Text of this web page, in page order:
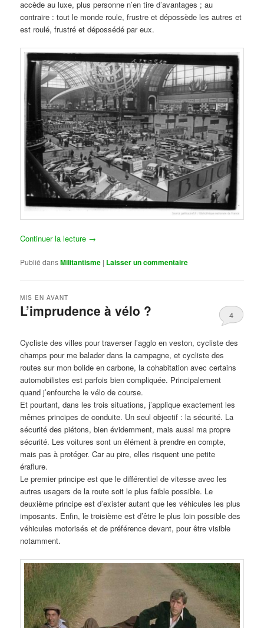
accède au luxe, plus personne n’en tire d’avantages ; au
contraire : tout le monde roule, frustre et dépossède les autres et
est roulé, frustré et dépossédé par eux.
Continuer la lecture →
Publié dansMilitantisme | Laisser un commentaire
L’imprudence à vélo ?
MIS EN AVANT
4
Cycliste des villes pour traverser l’agglo en veston, cycliste des
champs pour me balader dans la campagne, et cycliste des
routes sur mon bolide en carbone, la cohabitation avec certains
automobilistes est parfois bien compliquée. Principalement
quand j’enfourche le vélo de course.
Et pourtant, dans les trois situations, j’applique exactement les
mêmes principes de conduite. Un seul objectif : la sécurité. La
sécurité des piétons, bien évidemment, mais aussi ma propre
sécurité. Les voitures sont un élément à prendre en compte,
mais pas à protéger. Car au pire, elles risquent une petite
éraflure.
Le premier principe est que le différentiel de vitesse avec les
autres usagers de la route soit le plus faible possible. Le
deuxième principe est d’exister autant que les véhicules les plus
imposants. Enfin, le troisième est d’être le plus loin possible des
véhicules motorisés et de préférence devant, pour être visible
notamment.